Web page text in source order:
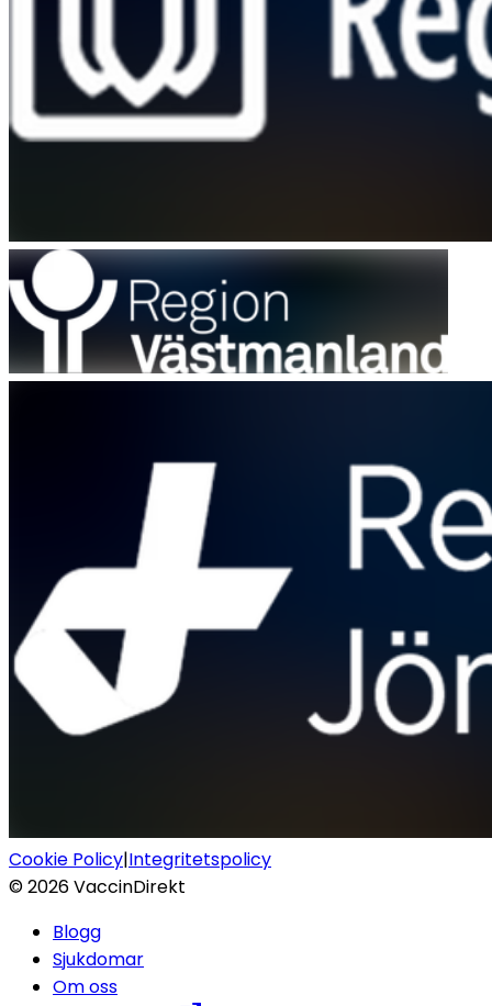
Cookie Policy|Integritetspolicy
©2026VaccinDirekt
Blogg
Sjukdomar
Om oss